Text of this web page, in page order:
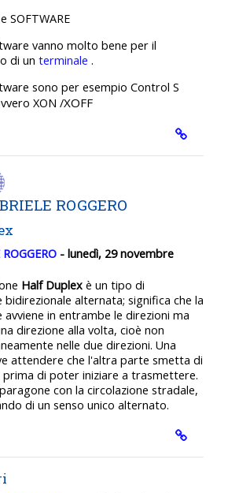
SOFTWARE
vanno molto bene per il
di un terminale .
sono per esempio Control S
XON /XOFF
ROGGERO
- lunedì, 29 novembre
Half Duplex è un tipo di
bidirezionale alternata; significa che la
avviene in entrambe le direzioni ma
direzione alla volta, cioè non
nelle due direzioni. Una
attendere che l'altra parte smetta di
di poter iniziare a trasmettere.
con la circolazione stradale,
di un senso unico alternato.